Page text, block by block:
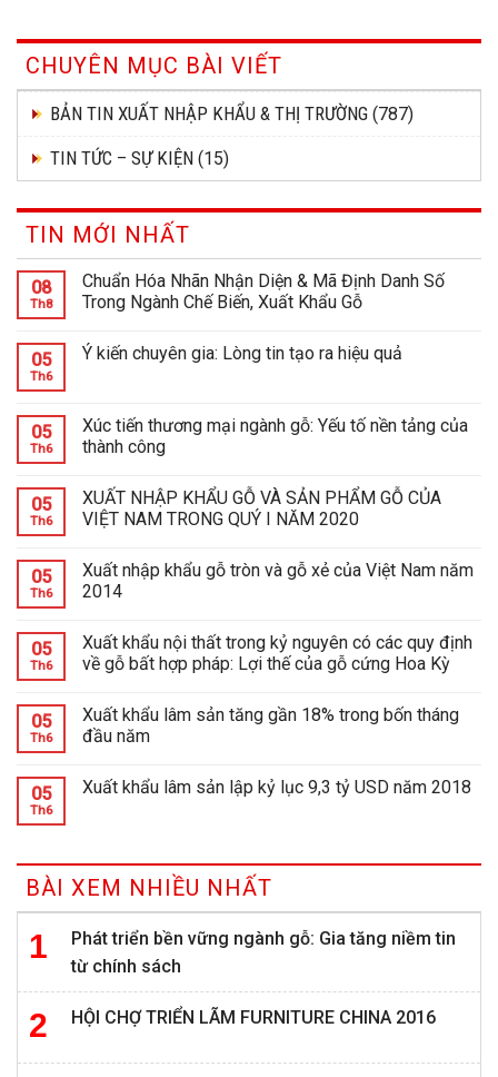
CHUYÊN MỤC BÀI VIẾT
BẢN TIN XUẤT NHẬP KHẨU & THỊ TRƯỜNG (787)
TIN TỨC – SỰ KIỆN (15)
TIN MỚI NHẤT
08
Th8
Chuẩn Hóa Nhãn Nhận Diện & Mã Định Danh Số
Trong Ngành Chế Biến, Xuất Khẩu Gỗ
05
Th6
Ý kiến chuyên gia: Lòng tin tạo ra hiệu quả
05
Th6
Xúc tiến thương mại ngành gỗ: Yếu tố nền tảng của
thành công
05
Th6
XUẤT NHẬP KHẨU GỖ VÀ SẢN PHẨM GỖ CỦA
VIỆT NAM TRONG QUÝ I NĂM 2020
05
Th6
Xuất nhập khẩu gỗ tròn và gỗ xẻ của Việt Nam năm
2014
05
Th6
Xuất khẩu nội thất trong kỷ nguyên có các quy định
về gỗ bất hợp pháp: Lợi thế của gỗ cứng Hoa Kỳ
05
Th6
Xuất khẩu lâm sản tăng gần 18% trong bốn tháng
đầu năm
05
Th6
Xuất khẩu lâm sản lập kỷ lục 9,3 tỷ USD năm 2018
BÀI XEM NHIỀU NHẤT
Phát triển bền vững ngành gỗ: Gia tăng niềm tin
từ chính sách
HỘI CHỢ TRIỂN LÃM FURNITURE CHINA 2016